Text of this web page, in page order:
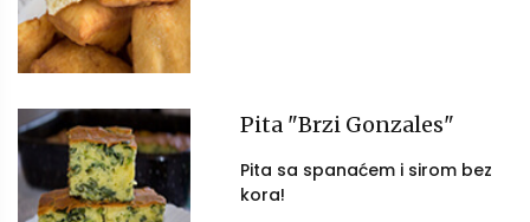
Pita "Brzi Gonzales"
Pita sa spanaćem i sirom bez
kora!